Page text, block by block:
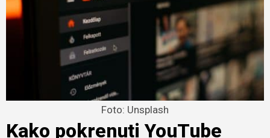
Foto: Unsplash
Kako pokrenuti YouTube